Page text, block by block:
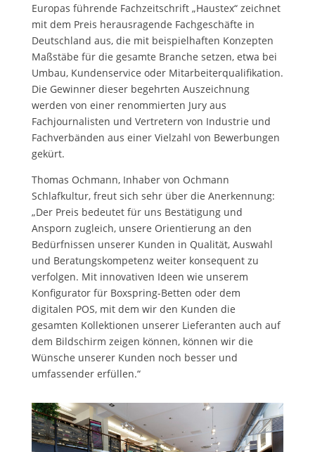
Europas führende Fachzeitschrift „Haustex“ zeichnet
mit dem Preis herausragende Fachgeschäfte in
Deutschland aus, die mit beispielhaften Konzepten
Maßstäbe für die gesamte Branche setzen, etwa bei
Umbau, Kundenservice oder Mitarbeiterqualifikation.
Die Gewinner dieser begehrten Auszeichnung
werden von einer renommierten Jury aus
Fachjournalisten und Vertretern von Industrie und
Fachverbänden aus einer Vielzahl von Bewerbungen
gekürt.
Thomas Ochmann, Inhaber von Ochmann
Schlafkultur, freut sich sehr über die Anerkennung:
„Der Preis bedeutet für uns Bestätigung und
Ansporn zugleich, unsere Orientierung an den
Bedürfnissen unserer Kunden in Qualität, Auswahl
und Beratungskompetenz weiter konsequent zu
verfolgen. Mit innovativen Ideen wie unserem
Konfigurator für Boxspring-Betten oder dem
digitalen POS, mit dem wir den Kunden die
gesamten Kollektionen unserer Lieferanten auch auf
dem Bildschirm zeigen können, können wir die
Wünsche unserer Kunden noch besser und
umfassender erfüllen.“